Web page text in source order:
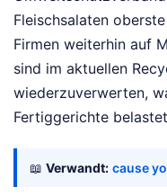
Fleischsalaten
Firmen weiterhin auf
sind im aktuellen
wiederzuverwerten,
Fertiggerichte
📖 Verwandt: cause